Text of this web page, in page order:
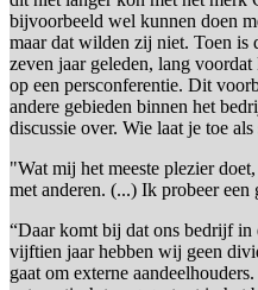
bijvoorbeeld wel kunnen doen
maar dat wilden zij niet. Toen is
zeven jaar geleden, lang
op een persconferentie. Dit
andere gebieden binnen het
discussie over. Wie laat je toe
"Wat mij het meeste plezier
met anderen. (...) Ik probeer een
“Daar komt bij dat ons bedrijf in
vijftien jaar hebben wij geen
gaat om externe